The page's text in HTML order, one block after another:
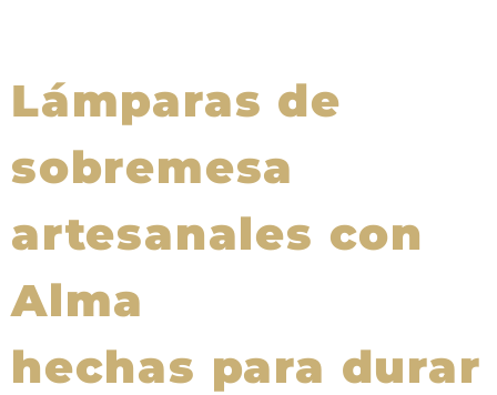
Lámparas de
sobremesa
artesanales con
Alma
hechas para durar